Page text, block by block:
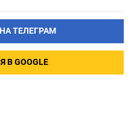
ТЕЛЕГРАМ
GOOGLE